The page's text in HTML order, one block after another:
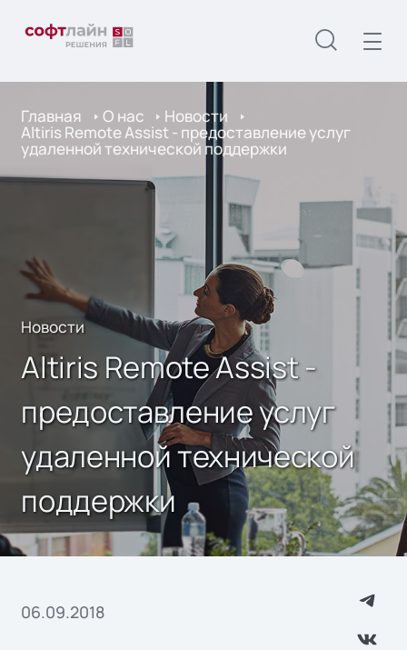
Главная О нас Новости
Altiris Remote Assist - предоставление услуг
удаленной технической поддержки
Новости
Altiris Remote Assist -
предоставление услуг
удаленной технической
поддержки
06.09.2018